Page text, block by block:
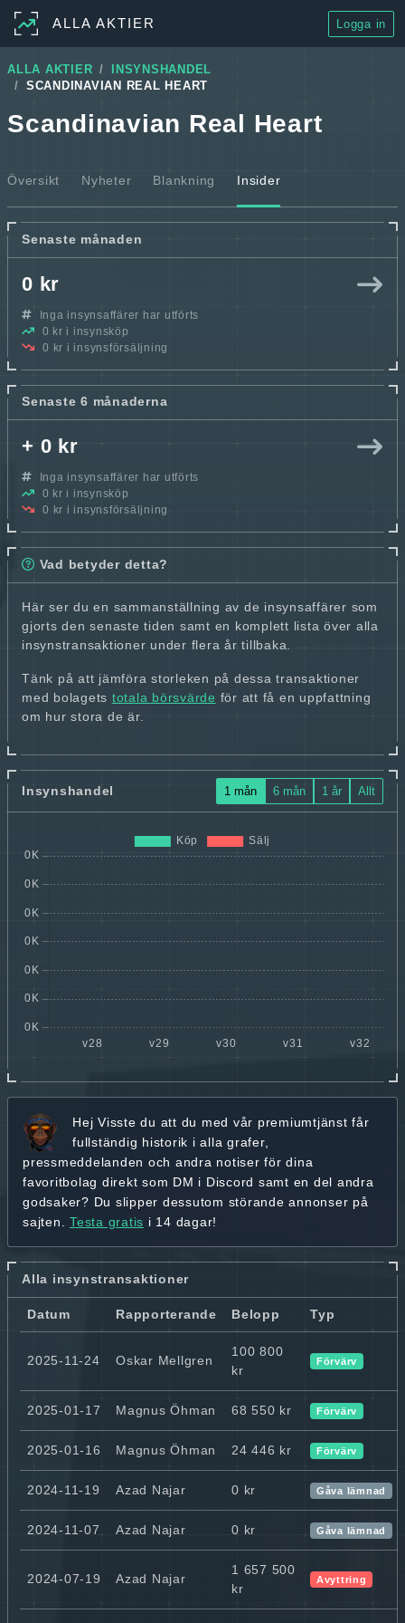
ALLA AKTIER Logga in
ALLA AKTIER
INSYNSHANDEL
SCANDINAVIAN REAL HEART
Scandinavian Real Heart
Översikt Nyheter Blankning Insider
Senaste månaden
0 kr
Inga insynsaffärer har utförts
0 kr i insynsköp
0 kr i insynsförsäljning
Senaste 6 månaderna
+ 0 kr
Inga insynsaffärer har utförts
0 kr i insynsköp
0 kr i insynsförsäljning
Vad betyder detta?
Här ser du en sammanställning av de insynsaffärer som
gjorts den senaste tiden samt en komplett lista över alla
insynstransaktioner under flera år tillbaka.
Tänk på att jämföra storleken på dessa transaktioner
med bolagets totala börsvärde för att få en uppfattning
om hur stora de är.
Insynshandel 1 mån 6 mån 1 år Allt
Hej Visste du att du med vår premiumtjänst får
fullständig historik i alla grafer,
pressmeddelanden och andra notiser för dina
favoritbolag direkt som DM i Discord samt en del andra
godsaker? Du slipper dessutom störande annonser på
sajten. Testa gratis i 14 dagar!
Alla insynstransaktioner
Datum Rapporterande Belopp Typ
2025-11-24 Oskar Mellgren
100 800
kr
Förvärv
2025-01-17 Magnus Öhman 68 550 kr Förvärv
2025-01-16 Magnus Öhman 24 446 kr Förvärv
2024-11-19 Azad Najar 0 kr Gåva lämnad
2024-11-07 Azad Najar 0 kr Gåva lämnad
2024-07-19 Azad Najar
1 657 500
kr
Avyttring